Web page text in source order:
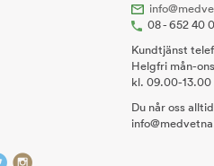
08 - 652 40
Kundtjänst
Helgfri mån-ons
kl. 09.00-13.00
Du når oss